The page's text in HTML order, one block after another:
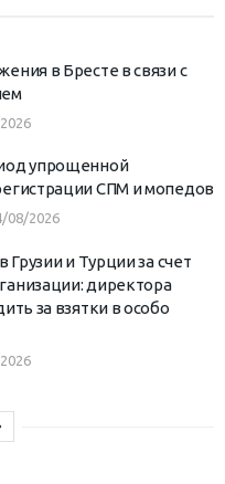
в Бресте в связи с
упрощенной
СПМ и мопедов
08/2026
Грузии и Турции за счет
директора
за взятки в особо